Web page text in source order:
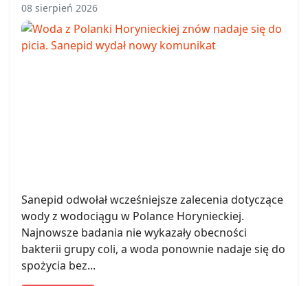
08 sierpień 2026
Sanepid odwołał wcześniejsze zalecenia dotyczące
wody z wodociągu w Polance Horynieckiej.
Najnowsze badania nie wykazały obecności
bakterii grupy coli, a woda ponownie nadaje się do
spożycia bez...